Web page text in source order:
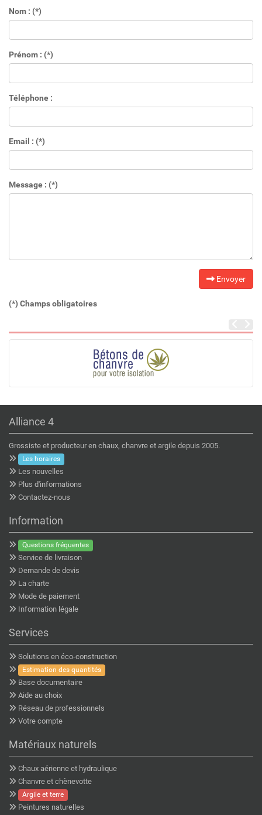
Nom : (*)
Prénom : (*)
Téléphone :
Email : (*)
Message : (*)
Envoyer
(*) Champs obligatoires
Alliance 4
Grossiste et producteur en chaux, chanvre et argile depuis 2005.
Les horaires
Les nouvelles
Plus d'informations
Contactez-nous
Information
Questions fréquentes
Service de livraison
Demande de devis
La charte
Mode de paiement
Information légale
Services
Solutions en éco-construction
Estimation des quantités
Base documentaire
Aide au choix
Réseau de professionnels
Votre compte
Matériaux naturels
Chaux aérienne et hydraulique
Chanvre et chènevotte
Argile et terre
Peintures naturelles